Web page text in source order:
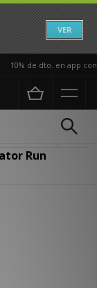
VER
10% de dto. en app con
Gator Run
Run